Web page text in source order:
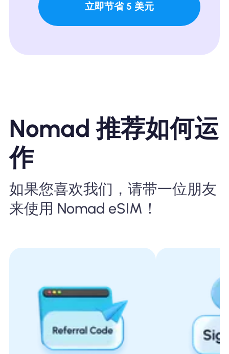
立即节省 5 美元
Nomad 推荐如何运
作
如果您喜欢我们，请带一位朋友
来使用 Nomad eSIM！